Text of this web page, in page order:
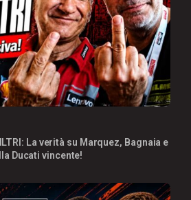
La verità su Marquez, Bagnaia e
Ducati vincente!